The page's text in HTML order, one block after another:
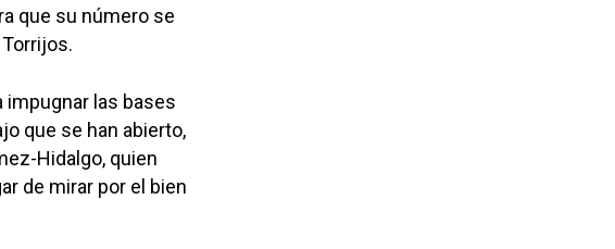
que su número se
impugnar las bases
que se han abierto,
Hidalgo, quien
de mirar por el bien